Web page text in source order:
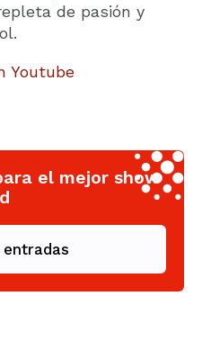
de pasión y
Youtube
el mejor show